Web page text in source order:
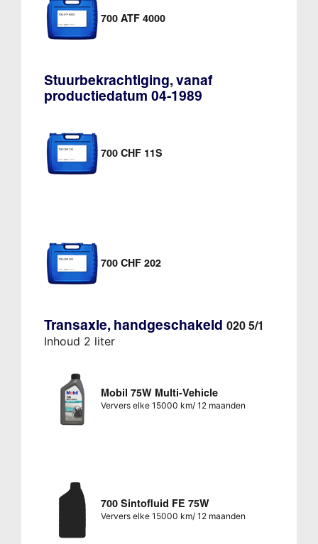
700 ATF 4000
Stuurbekrachtiging, vanaf
productiedatum 04-1989
700 CHF 11S
700 CHF 202
Transaxle, handgeschakeld 020 5/1
Inhoud 2 liter
Mobil 75W Multi-Vehicle
Ververs elke 15000 km/ 12 maanden
700 Sintofluid FE 75W
Ververs elke 15000 km/ 12 maanden